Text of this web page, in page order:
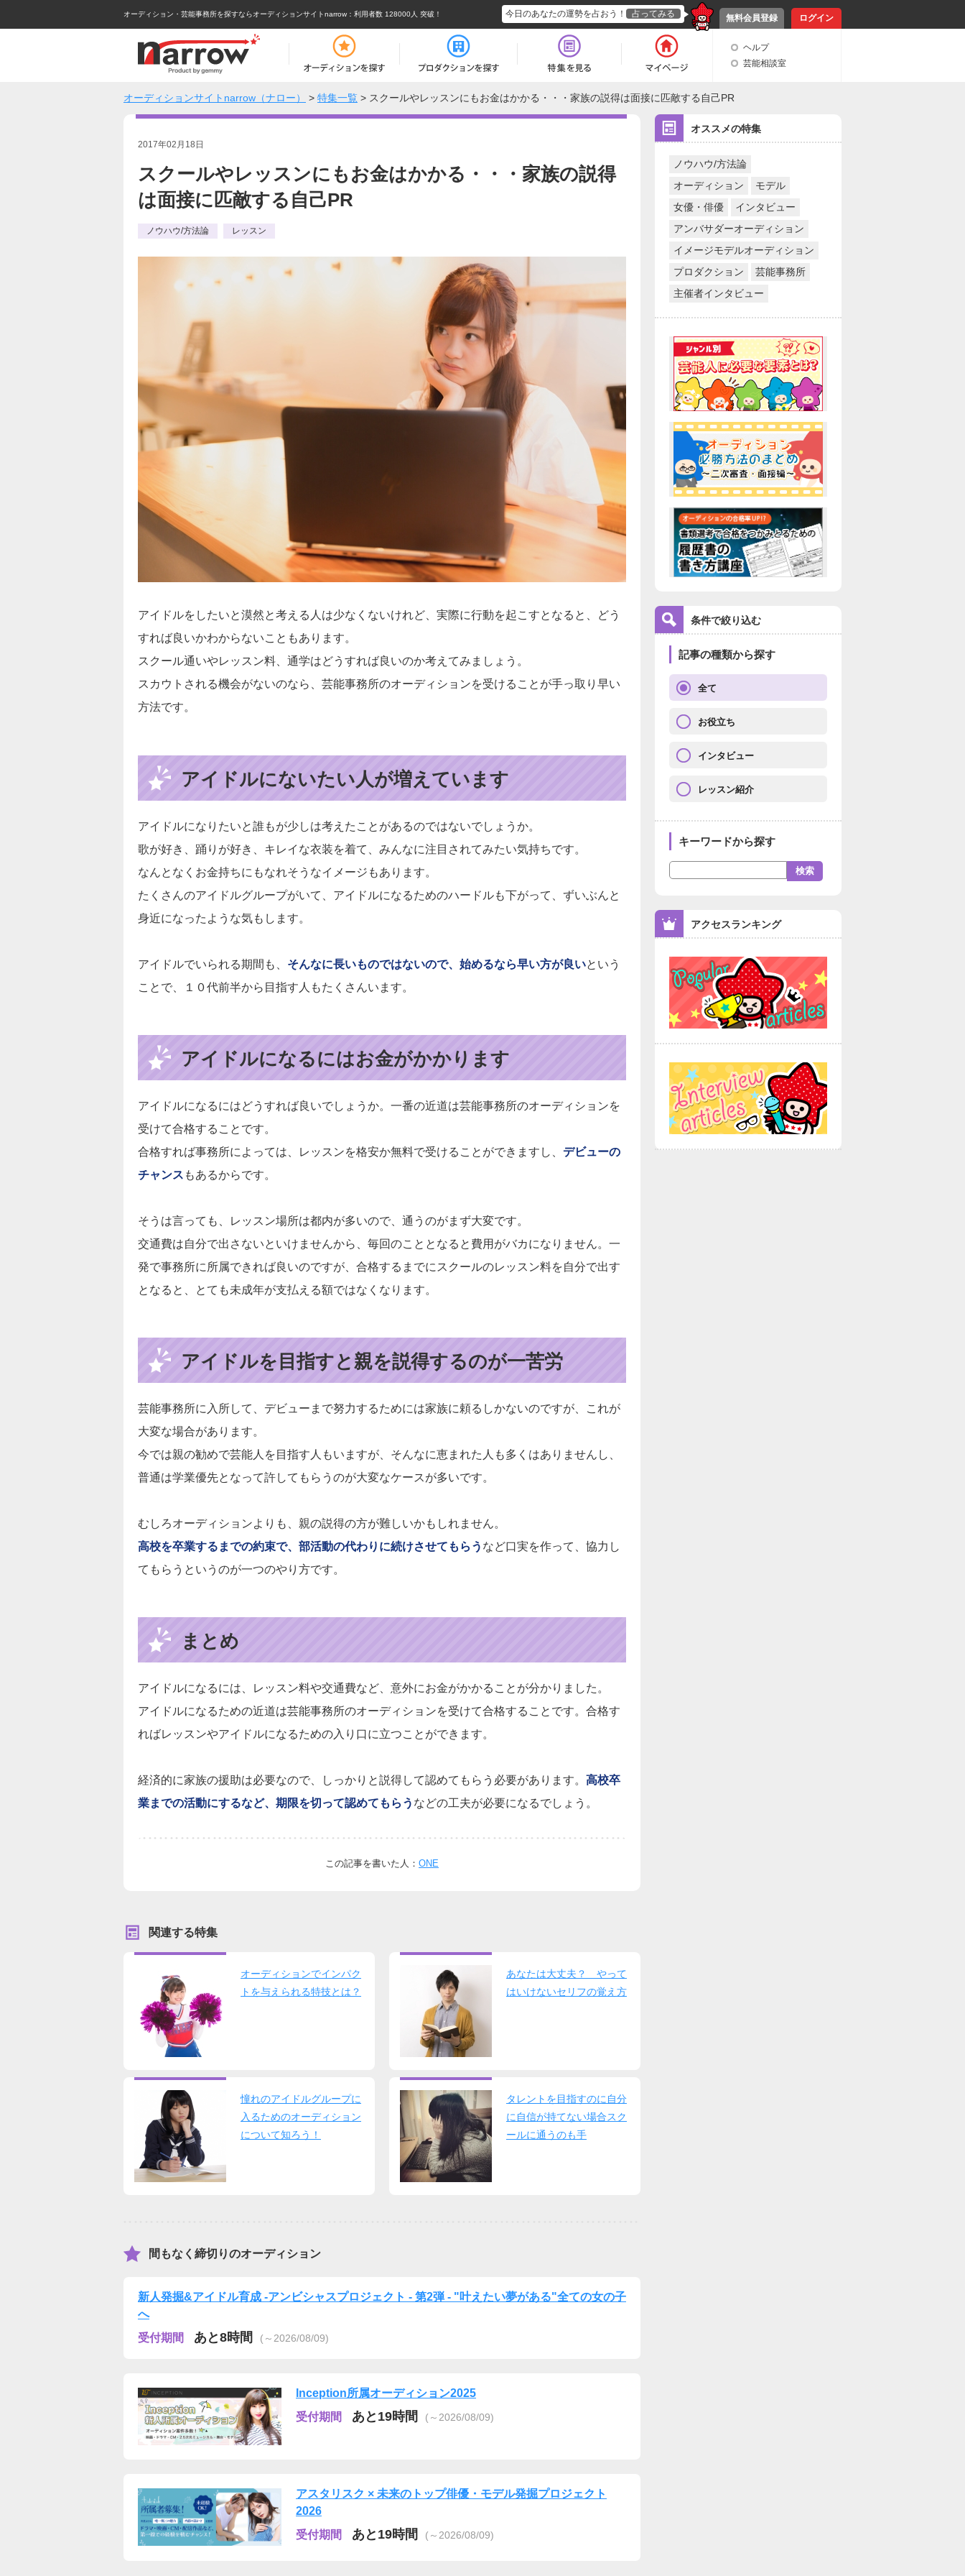
オーディション・芸能事務所を探すならオーディションサイトnarrow ：利用者数 128000人 突破！ 無料会員登録 ログイン
今日のあなたの運勢を占おう！ 占ってみる
ヘルプ
芸能相談室
オーディションサイトnarrow（ナロー） > 特集一覧 > スクールやレッスンにもお金はかかる・・・家族の説得は面接に匹敵する自己PR
オススメの特集
ノウハウ/方法論
オーディション
モデル
女優・俳優
インタビュー
アンバサダーオーディション
イメージモデルオーディション
プロダクション
芸能事務所
主催者インタビュー
条件で絞り込む
記事の種類から探す
全て
お役立ち
インタビュー
レッスン紹介
キーワードから探す
アクセスランキング
2017年02月18日
スクールやレッスンにもお金はかかる・・・家族の説得
は面接に匹敵する自己PR
ノウハウ/方法論 レッスン
アイドルをしたいと漠然と考える人は少なくないけれど、実際に行動を起こすとなると、どう
すれば良いかわからないこともあります。
スクール通いやレッスン料、通学はどうすれば良いのか考えてみましょう。
スカウトされる機会がないのなら、芸能事務所のオーディションを受けることが手っ取り早い
方法です。
アイドルにないたい人が増えています
アイドルになりたいと誰もが少しは考えたことがあるのではないでしょうか。
歌が好き、踊りが好き、キレイな衣装を着て、みんなに注目されてみたい気持ちです。
なんとなくお金持ちにもなれそうなイメージもあります。
たくさんのアイドルグループがいて、アイドルになるためのハードルも下がって、ずいぶんと
身近になったような気もします。
アイドルでいられる期間も、 そんなに長いものではないので、始めるなら早い方が良いという
ことで、１０代前半から目指す人もたくさんいます。
アイドルになるにはお金がかかります
アイドルになるにはどうすれば良いでしょうか。一番の近道は芸能事務所のオーディションを
受けて合格することです。
合格すれば事務所によっては、レッスンを格安か無料で受けることができますし、 デビューの
チャンス もあるからです。
そうは言っても、レッスン場所は都内が多いので、通うのがまず大変です。
交通費は自分で出さないといけませんから、毎回のこととなると費用がバカになりません。一
発で事務所に所属できれば良いのですが、合格するまでにスクールのレッスン料を自分で出す
となると、とても未成年が支払える額ではなくなります。
アイドルを目指すと親を説得するのが一苦労
芸能事務所に入所して、デビューまで努力するためには家族に頼るしかないのですが、これが
大変な場合があります。
今では親の勧めで芸能人を目指す人もいますが、そんなに恵まれた人も多くはありませんし、
普通は学業優先となって許してもらうのが大変なケースが多いです。
むしろオーディションよりも、親の説得の方が難しいかもしれません。
高校を卒業するまでの約束で、部活動の代わりに続けさせてもらう など口実を作って、協力し
てもらうというのが一つのやり方です。
まとめ
アイドルになるには、レッスン料や交通費など、意外にお金がかかることが分かりました。
アイドルになるための近道は芸能事務所のオーディションを受けて合格することです。合格す
ればレッスンやアイドルになるための入り口に立つことができます。
経済的に家族の援助は必要なので、しっかりと説得して認めてもらう必要があります。 高校卒
業までの活動にするなど、期限を切って認めてもらう などの工夫が必要になるでしょう。
この記事を書いた人： ONE
関連する特集
オーディションでインパク
トを与えられる特技とは？
あなたは大丈夫？ やって
はいけないセリフの覚え方
憧れのアイドルグループに
入るためのオーディション
について知ろう！
タレントを目指すのに自分
に自信が持てない場合スク
ールに通うのも手
間もなく締切りのオーディション
新人発掘&アイドル育成 -アンビシャスプロジェクト - 第2弾 - "叶えたい夢がある"全ての女の子
へ
受付期間
あと8時間 (～2026/08/09)
Inception所属オーディション2025
受付期間
あと19時間 (～2026/08/09)
アスタリスク × 未来のトップ俳優・モデル発掘プロジェクト
2026
受付期間
あと19時間 (～2026/08/09)